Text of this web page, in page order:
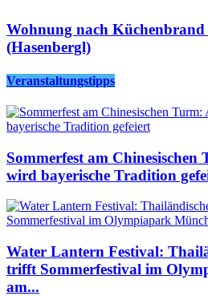
Wohnung nach
(Hasenbergl)
Veranstaltungstipps
Sommerfest am Chinesischen
wird bayerische Tradition
Water Lantern Festival:
trifft Sommerfestival im
am...